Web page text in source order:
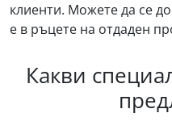
клиенти. Можете да се
е в ръцете на отдаден
Какви